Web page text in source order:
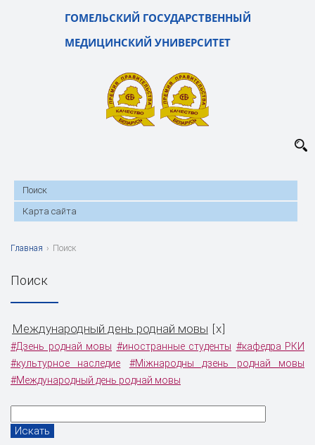
ГОМЕЛЬСКИЙ ГОСУДАРСТВЕННЫЙ
МЕДИЦИНСКИЙ УНИВЕРСИТЕТ
Поиск
Карта сайта
Главная › Поиск
Поиск
Международный день роднай мовы x
#Дзень роднай мовы #иностранные студенты #кафедра РКИ
#культурное наследие
#Мiжнародны дзень роднай мовы
#Международный день роднай мовы